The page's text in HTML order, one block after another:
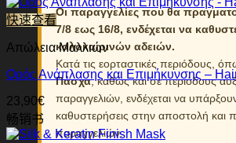
Οι παραγγελίες που θα
7/8 εως 16/8, ενδέχεται να
καλοκαιρινών αδειών.
Κατά τις εορταστικές περιόδους,
Πάσχα, καθώς και σε περιόδους
παραγγελιών, ενδέχεται να
καθυστερήσεις στην αποστολή και
παραγγελιών.
快速查看
Απώλεια Μαλλιών
Ορός Ανάπλασης και Επιμήκυνσης –
23,90€
畅销书